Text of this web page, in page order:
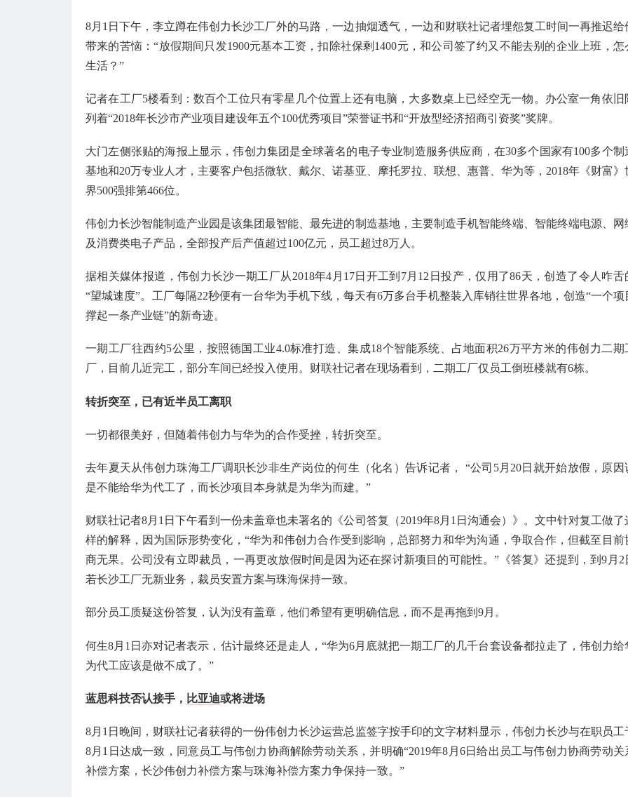
8月1日下午，李立蹲在伟创力长沙工厂外的马路，一边抽烟透气，一边和财联社记者埋怨复工时间一再推迟给
带来的苦恼：“放假期间只发1900元基本工资，扣除社保剩1400元，和公司签了约又不能去别的企业上班，怎
生活？”
记者在工厂5楼看到：数百个工位只有零星几个位置上还有电脑，大多数桌上已经空无一物。办公室一角依旧
列着“2018年长沙市产业项目建设年五个100优秀项目”荣誉证书和“开放型经济招商引资奖”奖牌。
大门左侧张贴的海报上显示，伟创力集团是全球著名的电子专业制造服务供应商，在30多个国家有100多个制
基地和20万专业人才，主要客户包括微软、戴尔、诺基亚、摩托罗拉、联想、惠普、华为等，2018年《财富》
界500强排第466位。
伟创力长沙智能制造产业园是该集团最智能、最先进的制造基地，主要制造手机智能终端、智能终端电源、网
及消费类电子产品，全部投产后产值超过100亿元，员工超过8万人。
据相关媒体报道，伟创力长沙一期工厂从2018年4月17日开工到7月12日投产，仅用了86天，创造了令人咋舌
“望城速度”。工厂每隔22秒便有一台华为手机下线，每天有6万多台手机整装入库销往世界各地，创造“一个项
撑起一条产业链”的新奇迹。
一期工厂往西约5公里，按照德国工业4.0标准打造、集成18个智能系统、占地面积26万平方米的伟创力二期
厂，目前几近完工，部分车间已经投入使用。财联社记者在现场看到，二期工厂仅员工倒班楼就有6栋。
转折突至，已有近半员工离职
一切都很美好，但随着伟创力与华为的合作受挫，转折突至。
去年夏天从伟创力珠海工厂调职长沙非生产岗位的何生（化名）告诉记者， “公司5月20日就开始放假，原因
是不能给华为代工了，而长沙项目本身就是为华为而建。”
财联社记者8月1日下午看到一份未盖章也未署名的《公司答复（2019年8月1日沟通会）》。文中针对复工做了
样的解释，因为国际形势变化，“华为和伟创力合作受到影响，总部努力和华为沟通，争取合作，但截至目前
商无果。公司没有立即裁员，一再更改放假时间是因为还在探讨新项目的可能性。”《答复》还提到，到9月2
若长沙工厂无新业务，裁员安置方案与珠海保持一致。
部分员工质疑这份答复，认为没有盖章，他们希望有更明确信息，而不是再拖到9月。
何生8月1日亦对记者表示，估计最终还是走人，“华为6月底就把一期工厂的几千台套设备都拉走了，伟创力给
为代工应该是做不成了。”
蓝思科技否认接手， 比亚迪或将进场
8月1日晚间，财联社记者获得的一份伟创力长沙运营总监签字按手印的文字材料显示，伟创力长沙与在职员工
8月1日达成一致，同意员工与伟创力协商解除劳动关系，并明确“2019年8月6日给出员工与伟创力协商劳动关
补偿方案，长沙伟创力补偿方案与珠海补偿方案力争保持一致。”